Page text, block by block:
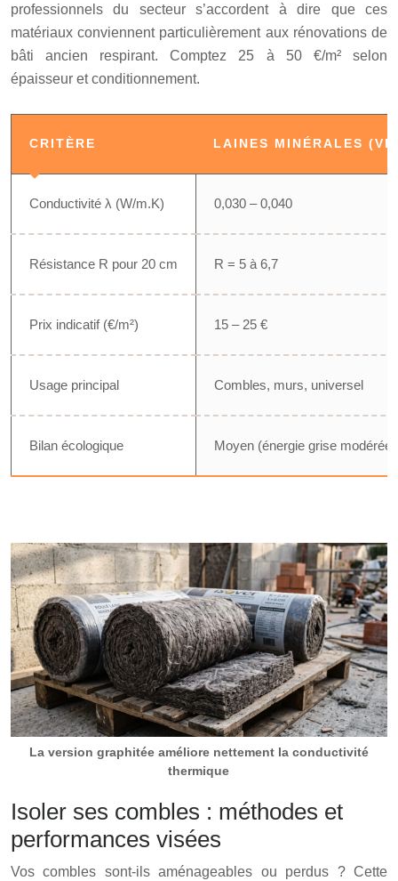
professionnels du secteur s’accordent à dire que ces
matériaux conviennent particulièrement aux rénovations de
bâti ancien respirant. Comptez 25 à 50 €/m² selon
épaisseur et conditionnement.
CRITÈRE LAINES MINÉRALES
Conductivité λ (W/m.K) 0,030 – 0,040
Résistance R pour 20 cm R = 5 à 6,7
Prix indicatif (€/m²) 15 – 25 €
Usage principal Combles, murs, universel
Bilan écologique Moyen (énergie grise modérée)
La version graphitée améliore nettement la conductivité
thermique
Isoler ses combles : méthodes et
performances visées
Vos combles sont-ils aménageables ou perdus ? Cette